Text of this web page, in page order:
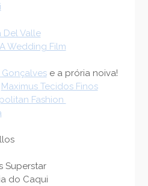
Del Valle
Wedding Film
e a prória noiva!
Maximus Tecidos Finos
Fashion
Superstar
do Caqui